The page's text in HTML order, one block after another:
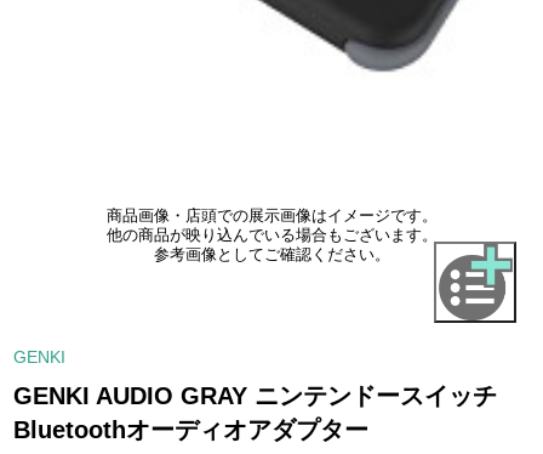
商品画像・店頭での展示画像はイメージです。
他の商品が映り込んでいる場合もございます。
参考画像としてご確認ください。
GENKI
GENKI AUDIO GRAY ニンテンドースイッチ
Bluetoothオーディオアダプター